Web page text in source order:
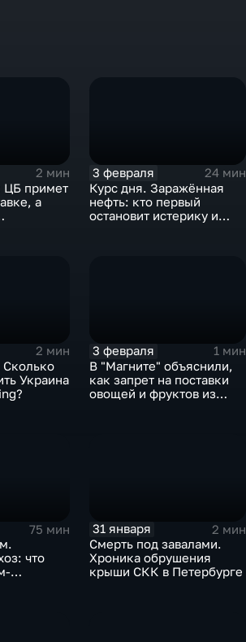
2 мин
ЦБ примет
а
3 февраля
24 мин
Курс дня. Заражённая
нефть: кто первый
остановит истерику и
2 мин
Украина
3 февраля
1 мин
В "Магните" объяснили,
как запрет на поставки
овощей и фруктов из
75 мин
что
31 января
2 мин
Смерть под завалами.
Хроника обрушения
крыши СКК в Петербурге